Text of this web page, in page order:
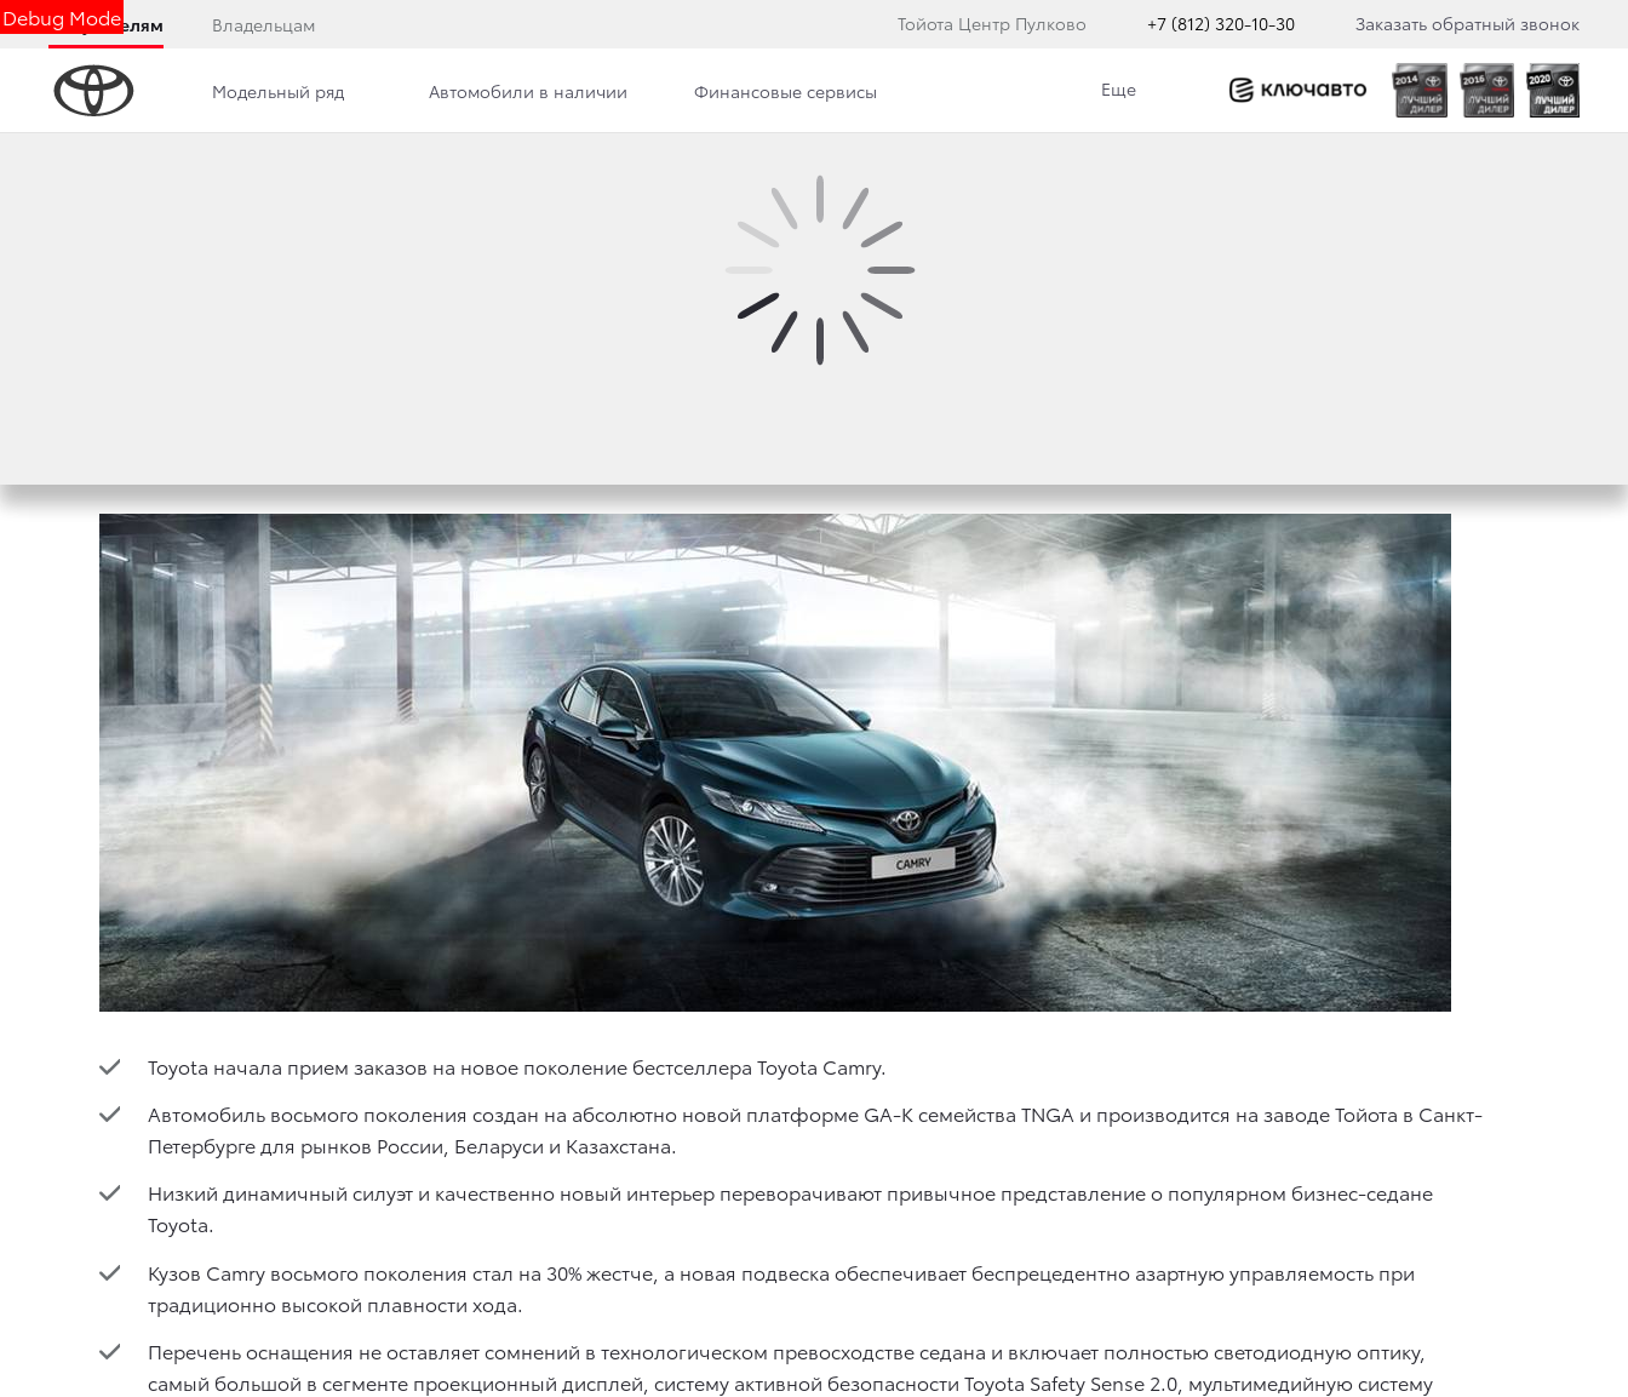
Debug Mode
Покупателям Владельцам Тойота Центр Пулково +7 (812) 320-10-30 Заказать обратный звонок
Модельный ряд Автомобили в наличии Финансовые сервисы Еще
АБСОЛЮТНО НОВАЯ TOYOTA CAMRY: БЕСТСЕЛЛЕР,
Toyota начала прием заказов на новое поколение бестселлера Toyota Camry.
Автомобиль восьмого поколения создан на абсолютно новой платформе GA-K семейства TNGA и производится на заводе Тойота в Санкт-
Петербурге для рынков России, Беларуси и Казахстана.
Низкий динамичный силуэт и качественно новый интерьер переворачивают привычное представление о популярном бизнес-седане
Toyota.
Кузов Camry восьмого поколения стал на 30% жестче, а новая подвеска обеспечивает беспрецедентно азартную управляемость при
традиционно высокой плавности хода.
Перечень оснащения не оставляет сомнений в технологическом превосходстве седана и включает полностью светодиодную оптику,
самый большой в сегменте проекционный дисплей, систему активной безопасности Toyota Safety Sense 2.0, мультимедийную систему